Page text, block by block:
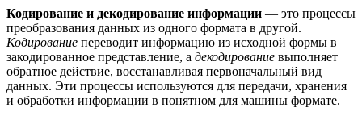
Кодирование и декодирование информации — это процессы
преобразования данных из одного формата в другой.
Кодирование переводит информацию из исходной формы в
закодированное представление, а декодирование выполняет
обратное действие, восстанавливая первоначальный вид
данных. Эти процессы используются для передачи, хранения
и обработки информации в понятном для машины формате.